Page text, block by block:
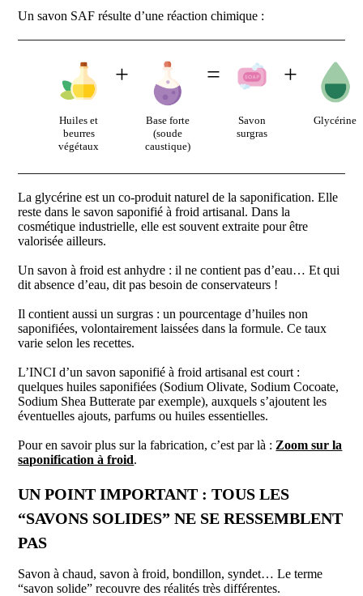
Un savon SAF résulte d’une réaction chimique :
+ = +
Huiles et
beurres
végétaux
Base forte
(soude
caustique)
Savon
surgras
Glycérine
La glycérine est un co-produit naturel de la saponification. Elle
reste dans le savon saponifié à froid artisanal. Dans la
cosmétique industrielle, elle est souvent extraite pour être
valorisée ailleurs.
Un savon à froid est anhydre : il ne contient pas d’eau… Et qui
dit absence d’eau, dit pas besoin de conservateurs !
Il contient aussi un surgras : un pourcentage d’huiles non
saponifiées, volontairement laissées dans la formule. Ce taux
varie selon les recettes.
L’INCI d’un savon saponifié à froid artisanal est court :
quelques huiles saponifiées (Sodium Olivate, Sodium Cocoate,
Sodium Shea Butterate par exemple), auxquels s’ajoutent les
éventuelles ajouts, parfums ou huiles essentielles.
Pour en savoir plus sur la fabrication, c’est par là : Zoom sur la
saponification à froid.
UN POINT IMPORTANT : TOUS LES
“SAVONS SOLIDES” NE SE RESSEMBLENT
PAS
Savon à chaud, savon à froid, bondillon, syndet… Le terme
“savon solide” recouvre des réalités très différentes.